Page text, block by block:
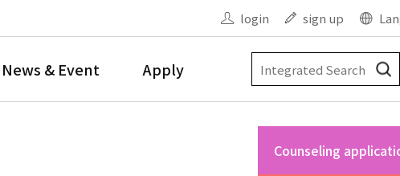
login sign up
News & Event Apply
Counseling